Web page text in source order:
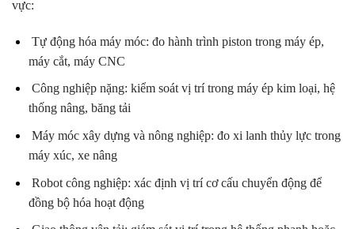
vực:
Tự động hóa máy móc: đo hành trình piston trong máy ép,
máy cắt, máy CNC
Công nghiệp nặng: kiểm soát vị trí trong máy ép kim loại, hệ
thống nâng, băng tải
Máy móc xây dựng và nông nghiệp: đo xi lanh thủy lực trong
máy xúc, xe nâng
Robot công nghiệp: xác định vị trí cơ cấu chuyển động để
đồng bộ hóa hoạt động